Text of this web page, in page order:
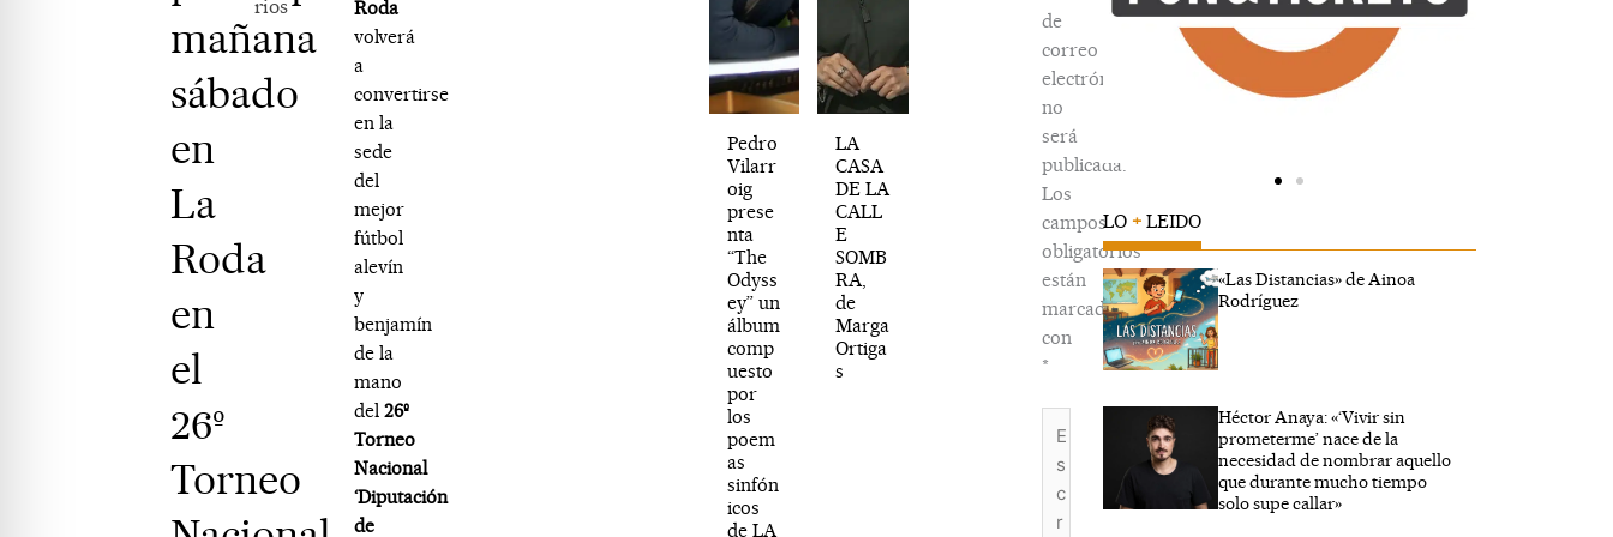
mañana
sábado
en
La
Roda
en
el
26º
Torneo
rios
Roda
volverá
a
convertirse
en la
sede
del
mejor
fútbol
alevín
y
benjamín
de la
mano
del 26º
Torneo
Nacional
‘Diputación
de
Pedro
Vilarr
oig
prese
nta
“The
Odyss
ey” un
álbum
comp
uesto
por
los
poem
as
sinfón
icos
de LA
LA
CASA
DE LA
CALL
E
SOMB
RA,
de
Marga
Ortiga
s
de
correo
electrónico
no
será
publicada.
Los
campos
obligatorios
están
marcados
con
*
aquí...
LO +LEIDO
«Las Distancias» de Ainoa
Rodríguez
Héctor Anaya: «‘Vivir sin
prometerme’ nace de la
necesidad de nombrar aquello
que durante mucho tiempo
solo supe callar»